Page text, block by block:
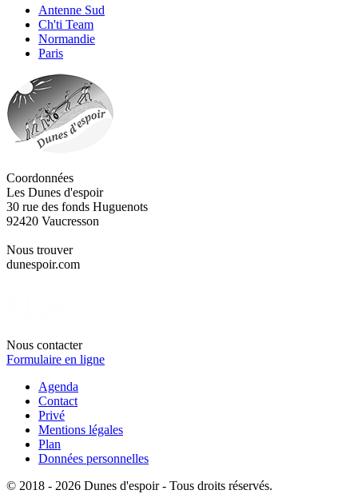
Antenne Sud
Ch'ti Team
Normandie
Paris
Coordonnées
Les Dunes d'espoir
30 rue des fonds Huguenots
92420 Vaucresson
Nous trouver
dunespoir.com
Nous contacter
Formulaire en ligne
Agenda
Contact
Privé
Mentions légales
Plan
Données personnelles
© 2018 - 2026 Dunes d'espoir - Tous droits réservés.